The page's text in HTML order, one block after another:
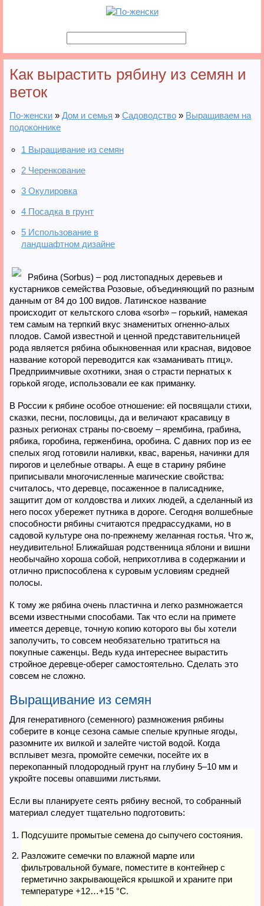
Как вырастить рябину из семян и
веток
По-женски » Дом и семья » Садоводство » Выращиваем на
подоконнике
1 Выращивание из семян
2 Черенкование
3 Окулировка
4 Посадка в грунт
5 Использование в
ландшафтном дизайне
Рябина (Sorbus) – род листопадных деревьев и
кустарников семейства Розовые, объединяющий по разным
данным от 84 до 100 видов. Латинское название
происходит от кельтского слова «sorb» – горький, намекая
тем самым на терпкий вкус знаменитых огненно-алых
плодов. Самой известной и ценной представительницей
рода является рябина обыкновенная или красная, видовое
название которой переводится как «заманивать птиц».
Предприимчивые охотники, зная о страсти пернатых к
горькой ягоде, использовали ее как приманку.
В России к рябине особое отношение: ей посвящали стихи,
сказки, песни, пословицы, да и величают красавицу в
разных регионах страны по-своему – ярембина, грабина,
рябика, горобина, герженбина, оробина. С давних пор из ее
спелых ягод готовили наливки, квас, варенья, начинки для
пирогов и целебные отвары. А еще в старину рябине
приписывали многочисленные магические свойства:
считалось, что деревце, посаженное в палисаднике,
защитит дом от колдовства и лихих людей, а сделанный из
него посох убережет путника в дороге. Сегодня волшебные
способности рябины считаются предрассудками, но в
садовой культуре она по-прежнему желанная гостья. Что ж,
неудивительно! Ближайшая родственница яблони и вишни
необычайно хороша собой, неприхотлива в содержании и
отлично приспособлена к суровым условиям средней
полосы.
К тому же рябина очень пластична и легко размножается
всеми известными способами. Так что если на примете
имеется деревце, точную копию которого вы бы хотели
заполучить, то совсем необязательно тратиться на
покупные саженцы. Ведь куда интереснее вырастить
стройное деревце-оберег самостоятельно. Сделать это
совсем не сложно.
Выращивание из семян
Для генеративного (семенного) размножения рябины
соберите в конце сезона самые спелые крупные ягоды,
разомните их вилкой и залейте чистой водой. Когда
всплывет мезга, промойте семечки, посейте их в
перекопанный плодородный грунт на глубину 5–10 мм и
укройте посевы опавшими листьями.
Если вы планируете сеять рябину весной, то собранный
материал следует тщательно подготовить:
Подсушите промытые семена до сыпучего состояния.
Разложите семечки по влажной марле или
фильтровальной бумаге, поместите в контейнер с
герметично закрывающейся крышкой и храните при
температуре +12…+15 °С.